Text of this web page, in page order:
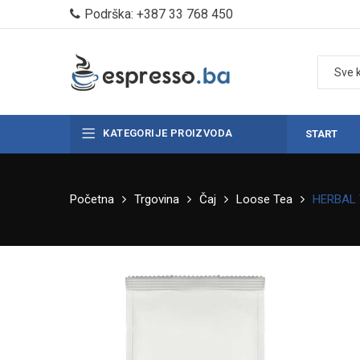
Podrška: +387 33 768 450
KATEGORIJE PROIZVODA START
Početna Trgovina Čaj Loose Tea